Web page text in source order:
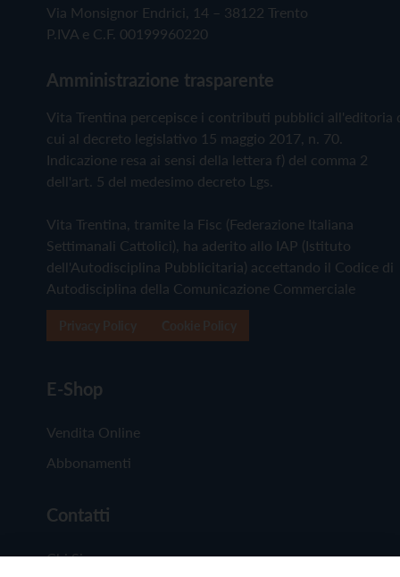
Via Monsignor Endrici, 14 – 38122 Trento
P.IVA e C.F. 00199960220
Amministrazione trasparente
Vita Trentina percepisce i contributi pubblici all'editoria
cui al decreto legislativo 15 maggio 2017, n. 70.
Indicazione resa ai sensi della lettera f) del comma 2
dell'art. 5 del medesimo decreto Lgs.
Vita Trentina, tramite la Fisc (Federazione Italiana
Settimanali Cattolici), ha aderito allo IAP (Istituto
dell'Autodisciplina Pubblicitaria) accettando il Codice di
Autodisciplina della Comunicazione Commerciale
E-Shop
Vendita Online
Abbonamenti
Contatti
Chi Siamo